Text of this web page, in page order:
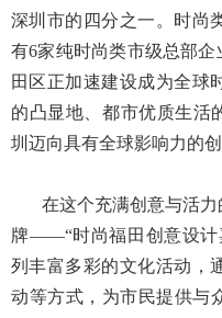
深圳市的四分之一。时尚
有6家纯时尚类市级总部
田区正加速建设成为全球
的凸显地、都市优质生
圳迈向具有全球影响力的
在这个充满创意与活力
牌——“时尚福田创意设计
列丰富多彩的文化活动，
动等方式，为市民提供与